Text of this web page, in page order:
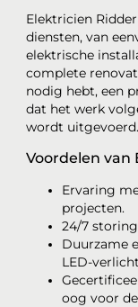
Elektricien
diensten, van
elektrische
complete
nodig hebt, een
dat het werk
wordt uitgevoerd.
Voordelen
Ervaring
projecten.
24/7
Duurzame
LED-
oog voor